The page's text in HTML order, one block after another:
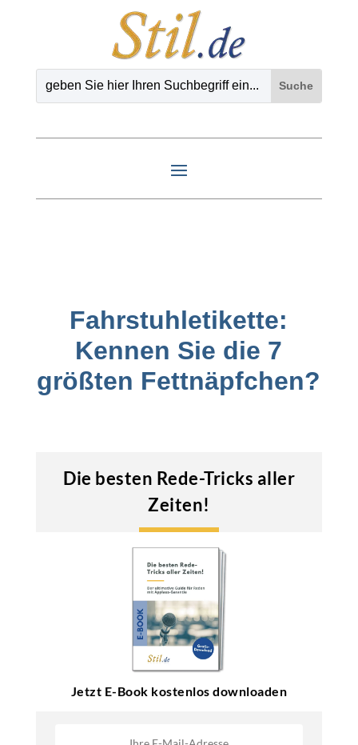
Fahrstuhletikette:
Kennen Sie die 7
größten Fettnäpfchen?